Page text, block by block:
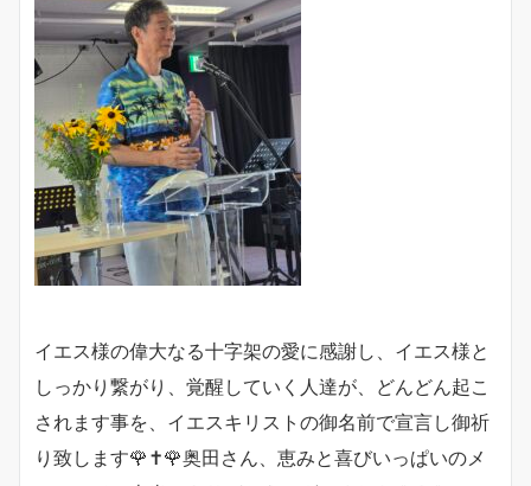
イエス様の偉大なる十字架の愛に感謝し、イエス様と
しっかり繋がり、覚醒していく人達が、どんどん起こ
されます事を、イエスキリストの御名前で宣言し御祈
り致します🌹✝️🌹奥田さん、恵みと喜びいっぱいのメ